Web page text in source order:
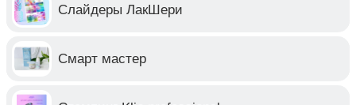
Слайдеры ЛакШери
Смарт мастер